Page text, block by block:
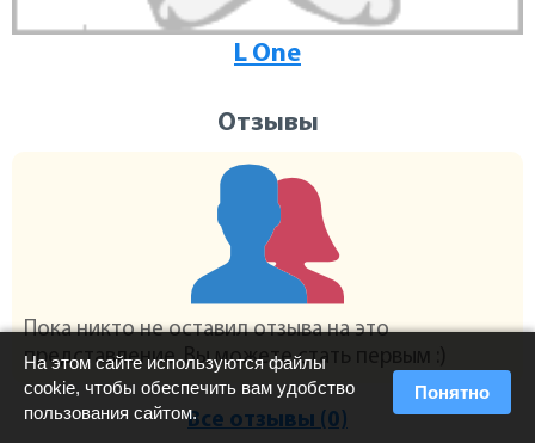
L One
Отзывы
Пока никто не оставил отзыва на это
представление. Вы можете стать первым :)
Все отзывы (0)
На этом сайте используются файлы
cookie, чтобы обеспечить вам удобство
пользования сайтом.
Понятно